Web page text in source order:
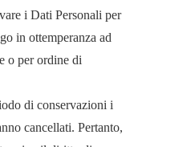
i Dati Personali per
in ottemperanza ad
o per ordine di
di conservazioni i
cancellati. Pertanto,